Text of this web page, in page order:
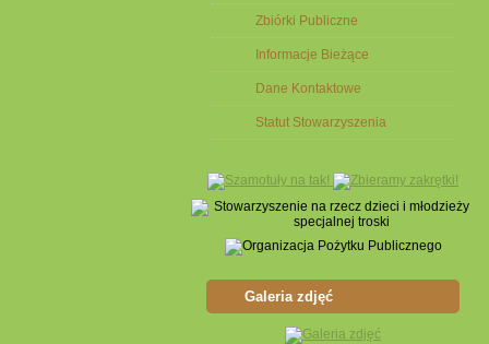
Zbiórki Publiczne
Informacje Bieżące
Dane Kontaktowe
Statut Stowarzyszenia
Galeria zdjęć